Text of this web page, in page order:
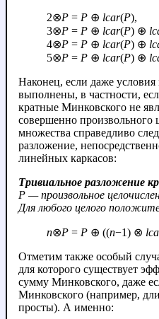
2⊗P = P ⊕ lcar(P),
3⊗P = P ⊕ lcar(P) ⊕
4⊗P = P ⊕ lcar(P) ⊕
5⊗P = P ⊕ lcar(P) ⊕
Наконец, если даже
выполнены, в частности,
кратные Минковского не
совершенно произвольного
множества справедливо
разложение,
линейных каркасов:
Тривиальное разложение
P — произвольное
Для любого целого
n⊗P = P ⊕ ((n−1) ⊗
Отметим также особый
для которого существует
сумму Минковского, даже
Минковского (например,
просты). А именно: